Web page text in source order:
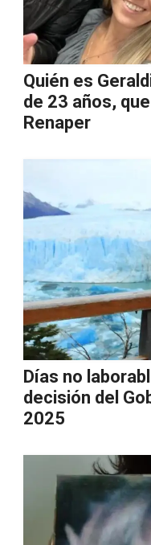
Quién es
de 23 años,
Renaper
Días no
decisión del
2025